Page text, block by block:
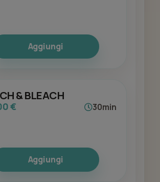
Aggiungi
& BLEACH
€ 30min
Aggiungi